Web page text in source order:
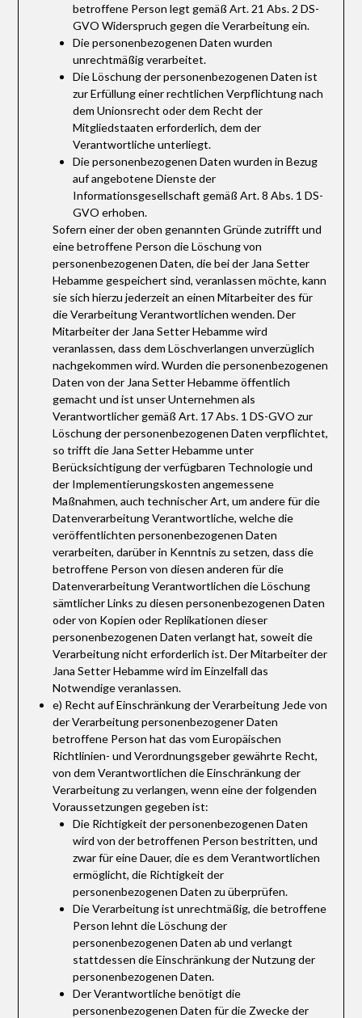
betroffene Person legt gemäß Art. 21 Abs. 2 DS-
GVO Widerspruch gegen die Verarbeitung ein.
Die personenbezogenen Daten wurden
unrechtmäßig verarbeitet.
Die Löschung der personenbezogenen Daten ist
zur Erfüllung einer rechtlichen Verpflichtung nach
dem Unionsrecht oder dem Recht der
Mitgliedstaaten erforderlich, dem der
Verantwortliche unterliegt.
Die personenbezogenen Daten wurden in Bezug
auf angebotene Dienste der
Informationsgesellschaft gemäß Art. 8 Abs. 1 DS-
GVO erhoben.
Sofern einer der oben genannten Gründe zutrifft und
eine betroffene Person die Löschung von
personenbezogenen Daten, die bei der Jana Setter
Hebamme gespeichert sind, veranlassen möchte, kann
sie sich hierzu jederzeit an einen Mitarbeiter des für
die Verarbeitung Verantwortlichen wenden. Der
Mitarbeiter der Jana Setter Hebamme wird
veranlassen, dass dem Löschverlangen unverzüglich
nachgekommen wird. Wurden die personenbezogenen
Daten von der Jana Setter Hebamme öffentlich
gemacht und ist unser Unternehmen als
Verantwortlicher gemäß Art. 17 Abs. 1 DS-GVO zur
Löschung der personenbezogenen Daten verpflichtet,
so trifft die Jana Setter Hebamme unter
Berücksichtigung der verfügbaren Technologie und
der Implementierungskosten angemessene
Maßnahmen, auch technischer Art, um andere für die
Datenverarbeitung Verantwortliche, welche die
veröffentlichten personenbezogenen Daten
verarbeiten, darüber in Kenntnis zu setzen, dass die
betroffene Person von diesen anderen für die
Datenverarbeitung Verantwortlichen die Löschung
sämtlicher Links zu diesen personenbezogenen Daten
oder von Kopien oder Replikationen dieser
personenbezogenen Daten verlangt hat, soweit die
Verarbeitung nicht erforderlich ist. Der Mitarbeiter der
Jana Setter Hebamme wird im Einzelfall das
Notwendige veranlassen.
e) Recht auf Einschränkung der Verarbeitung Jede von
der Verarbeitung personenbezogener Daten
betroffene Person hat das vom Europäischen
Richtlinien- und Verordnungsgeber gewährte Recht,
von dem Verantwortlichen die Einschränkung der
Verarbeitung zu verlangen, wenn eine der folgenden
Voraussetzungen gegeben ist:
Die Richtigkeit der personenbezogenen Daten
wird von der betroffenen Person bestritten, und
zwar für eine Dauer, die es dem Verantwortlichen
ermöglicht, die Richtigkeit der
personenbezogenen Daten zu überprüfen.
Die Verarbeitung ist unrechtmäßig, die betroffene
Person lehnt die Löschung der
personenbezogenen Daten ab und verlangt
stattdessen die Einschränkung der Nutzung der
personenbezogenen Daten.
Der Verantwortliche benötigt die
personenbezogenen Daten für die Zwecke der